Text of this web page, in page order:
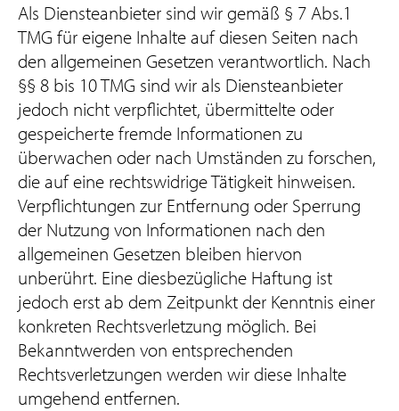
Als Diensteanbieter sind wir gemäß § 7 Abs.1
TMG für eigene Inhalte auf diesen Seiten nach
den allgemeinen Gesetzen verantwortlich. Nach
§§ 8 bis 10 TMG sind wir als Diensteanbieter
jedoch nicht verpflichtet, übermittelte oder
gespeicherte fremde Informationen zu
überwachen oder nach Umständen zu forschen,
die auf eine rechtswidrige Tätigkeit hinweisen.
Verpflichtungen zur Entfernung oder Sperrung
der Nutzung von Informationen nach den
allgemeinen Gesetzen bleiben hiervon
unberührt. Eine diesbezügliche Haftung ist
jedoch erst ab dem Zeitpunkt der Kenntnis einer
konkreten Rechtsverletzung möglich. Bei
Bekanntwerden von entsprechenden
Rechtsverletzungen werden wir diese Inhalte
umgehend entfernen.